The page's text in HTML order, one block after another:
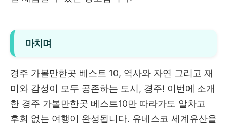
마치며
경주 가볼만한곳 베스트 10, 역사와 자연 그리고 재
미와 감성이 모두 공존하는 도시, 경주! 이번에 소개
한 경주 가볼만한곳 베스트10만 따라가도 알차고
후회 없는 여행이 완성됩니다. 유네스코 세계유산을